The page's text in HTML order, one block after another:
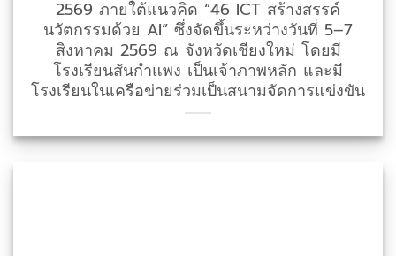
2569 ภายใต้แนวคิด “46 ICT สร้างสรรค์
นวัตกรรมด้วย AI” ซึ่งจัดขึ้นระหว่างวันที่ 5–7
สิงหาคม 2569 ณ จังหวัดเชียงใหม่ โดยมี
โรงเรียนสันกำแพง เป็นเจ้าภาพหลัก และมี
โรงเรียนในเครือข่ายร่วมเป็นสนามจัดการแข่งขัน